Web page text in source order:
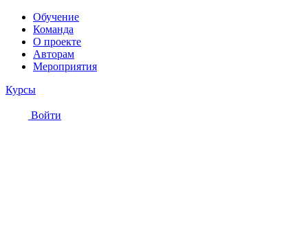
Обучение
Команда
О проекте
Авторам
Мероприятия
Курсы
Войти